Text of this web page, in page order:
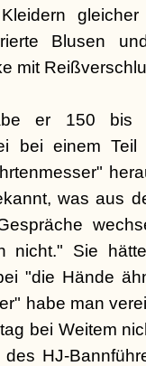
Blusen
mit
er 150 bis
bei einem
was aus
nicht." Sie
"die Hände
habe man
bei Weitem
HJ-